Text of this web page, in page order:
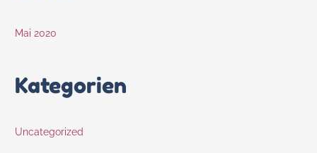
Mai 2020
Kategorien
Uncategorized